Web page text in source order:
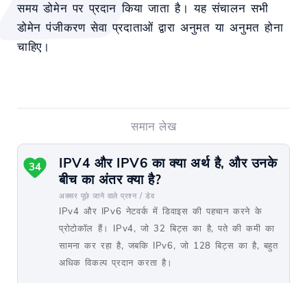
समय डोमेन पर प्रदान किया जाता है। यह संचालन सभी
डोमेन पंजीकरण सेवा प्रदाताओं द्वारा अनुमत या अनुमत होना
चाहिए।
समान लेख
IPV4 और IPV6 का क्या अर्थ है, और उनके
बीच का अंतर क्या है?
अक्सर पूछे जाने वाले प्रश्न / डेव
IPv4 और IPv6 नेटवर्क में डिवाइस की पहचान करने के
प्रोटोकॉल हैं। IPv4, जो 32 बिट्स का है, पते की कमी का
सामना कर रहा है, जबकि IPv6, जो 128 बिट्स का है, बहुत
अधिक विकल्प प्रदान करता है।
34